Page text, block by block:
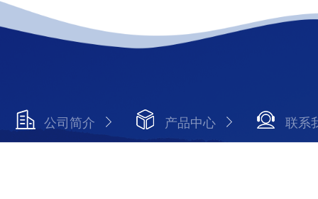
公司简介 产品中心 联系